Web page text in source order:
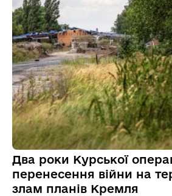
Два роки Курської
перенесення війни на
злам планів Кремля